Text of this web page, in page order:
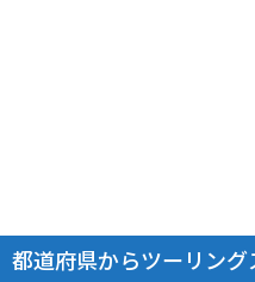
都道府県からツーリン